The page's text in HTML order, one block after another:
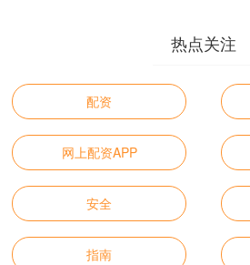
热点关注
配资
网上配资APP
安全
指南